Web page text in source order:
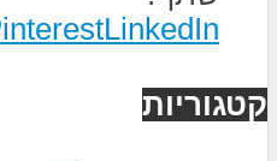
LinkedIn
קטגוריות